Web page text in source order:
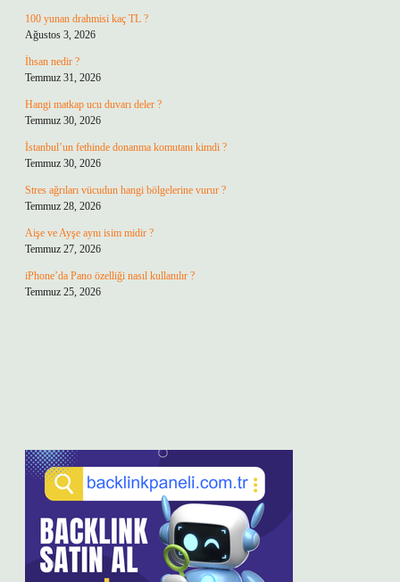
100 yunan drahmisi kaç TL ?
Ağustos 3, 2026
İhsan nedir ?
Temmuz 31, 2026
Hangi matkap ucu duvarı deler ?
Temmuz 30, 2026
İstanbul’un fethinde donanma komutanı kimdi ?
Temmuz 30, 2026
Stres ağrıları vücudun hangi bölgelerine vurur ?
Temmuz 28, 2026
Aişe ve Ayşe aynı isim midir ?
Temmuz 27, 2026
iPhone’da Pano özelliği nasıl kullanılır ?
Temmuz 25, 2026